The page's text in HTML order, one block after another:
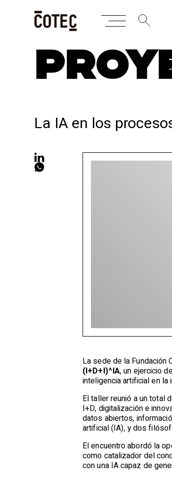
La IA en los
La sede de la Fundación
(I+D+I)^IA, un ejercicio
inteligencia artificial en la
El taller reunió a un total
I+D, digitalización e
datos abiertos,
artificial (IA), y dos
El encuentro abordó la
como catalizador del
con una IA capaz de